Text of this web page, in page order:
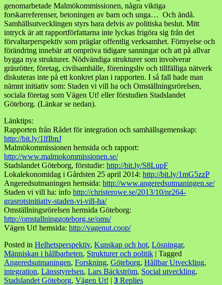
genomarbetade Malmökommissionen, några viktiga
forskarreferenser, betoningen av barn och unga… Och ändå.
Samhällsutvecklingen styrs bara delvis av politiska beslut. Mitt
intryck är att rapportförfattarna inte lyckas frigöra sig från det
förvaltarperspektiv som präglar offentlig verksamhet. Förnyelse och
förändring innebär att ompröva tidigare sanningar och att på allvar
bygga nya strukturer. Nödvändiga strukturer som involverar
gräsrötter, företag, civilsamhälle, föreningsliv och tillfälliga nätverk
diskuteras inte på ett konkret plan i rapporten. I så fall hade man
nämnt initiativ som: Staden vi vill ha och Omställningsrörelsen,
sociala företag som Vägen Ut! eller förstudien Stadslandet
Göteborg. (Länkar se nedan).
Länktips:
Rapporten från Rådet för integration och samhällsgemenskap:
http://bit.ly/1lfIbnJ
Malmökommissionen hemsida och rapport:
http://www.malmokommissionen.se/
Stadslandet Göteborg, förstudie: http://bit.ly/S8LupF
Lokalekonomidag i Gårdsten 25 april 2014: http://bit.ly/1mG5zzP
Angeredsutmaningen hemsida: http://www.angeredsutmaningen.se/
Staden vi vill ha: info http://christerowe.se/2013/10/nr264-
grasrotsinitiativ-staden-vi-vill-ha/
Omställningsrörelsen hemsida Göteborg:
http://omstallninggoteborg.se/oms/
Vägen Ut! hemsida: http://vagenut.coop/
Posted in Helhetsperspektiv, Kunskap och hot, Lösningar,
Människan i hållbarheten, Strukturer och politik | Tagged
Angeredsutmaningen, Forskning, Göteborg, Hållbar Utveckling,
integration, Länsstyrelsen, Lars Bäckström, Social utveckling,
Stadslandet Göteborg, Vägen Ut! | 3 Replies